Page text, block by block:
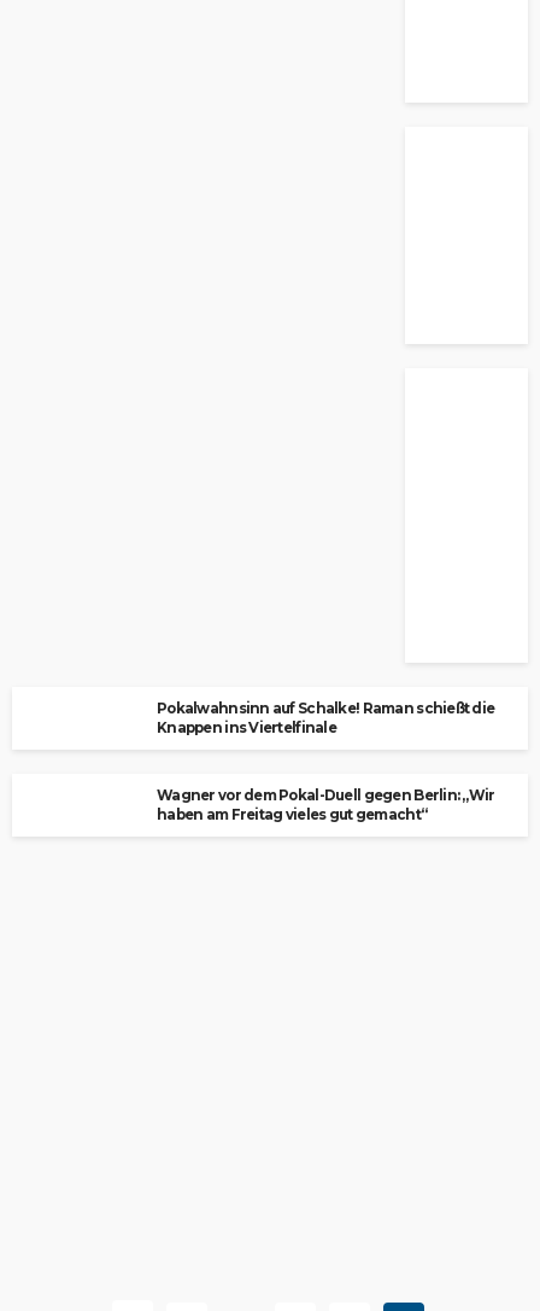
Pokalwahnsinn auf Schalke! Raman schießt die
Knappen ins Viertelfinale
Wagner vor dem Pokal-Duell gegen Berlin: „Wir
haben am Freitag vieles gut gemacht“